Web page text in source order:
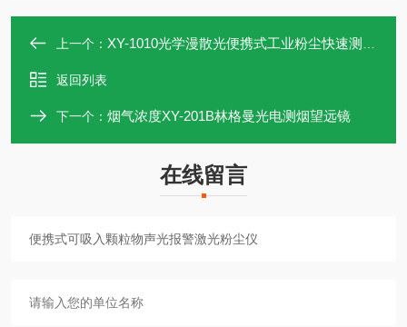
上一个： XY-1010光学漫散光便携式工业粉尘快速测定仪
返回列表
下一个： 烟气浓度XY-201B林格曼光电测烟望远镜
在线留言